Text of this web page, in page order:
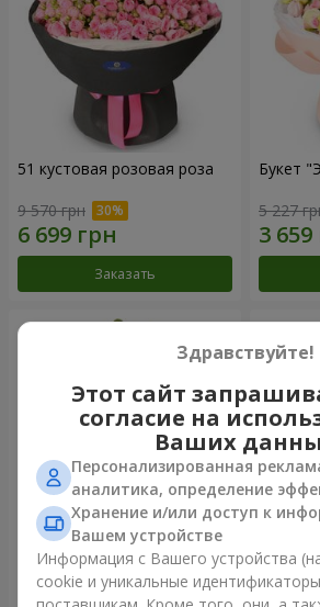
51 кустовая розовая роза
9 570 грн
Заказать
Букет
5 227
Букет "Nude Perfume"
3 364 грн
Букет
4 999
Здравствуйте!
Этот сайт
согласие на
Ваших
Персонализированная
аналитика, определение
Хранение и/или доступ к
Вашем устройстве
Информация с Вашего устройства
cookie и уникальные